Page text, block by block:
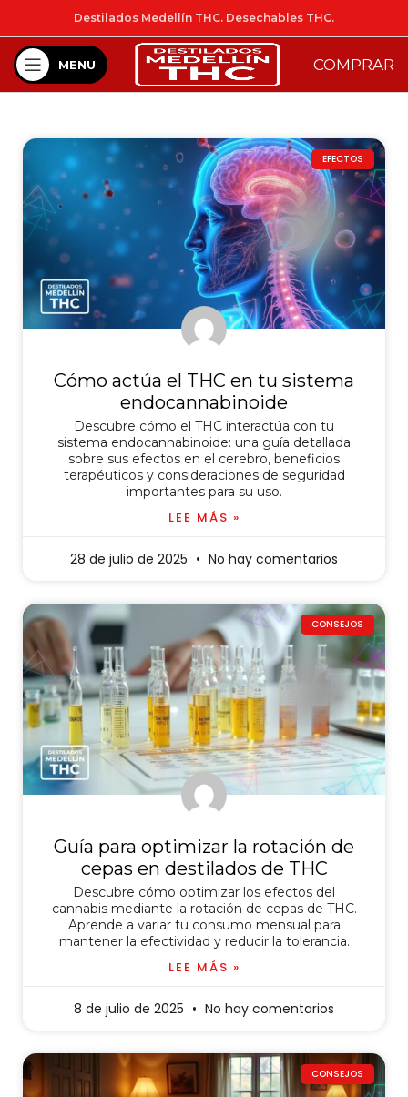
Destilados Medellín THC. Desechables THC.
MENU COMPRAR
EFECTOS
Cómo actúa el THC en tu sistema
endocannabinoide
Descubre cómo el THC interactúa con tu
sistema endocannabinoide: una guía detallada
sobre sus efectos en el cerebro, beneficios
terapéuticos y consideraciones de seguridad
importantes para su uso.
LEE MÁS »
28 de julio de 2025 No hay comentarios
CONSEJOS
Guía para optimizar la rotación de
cepas en destilados de THC
Descubre cómo optimizar los efectos del
cannabis mediante la rotación de cepas de THC.
Aprende a variar tu consumo mensual para
mantener la efectividad y reducir la tolerancia.
LEE MÁS »
8 de julio de 2025 No hay comentarios
CONSEJOS